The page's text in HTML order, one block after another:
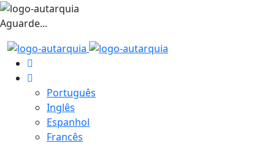
Aguarde...
Português
Inglês
Espanhol
Francês